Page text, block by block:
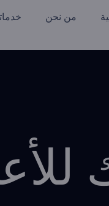
من نحن